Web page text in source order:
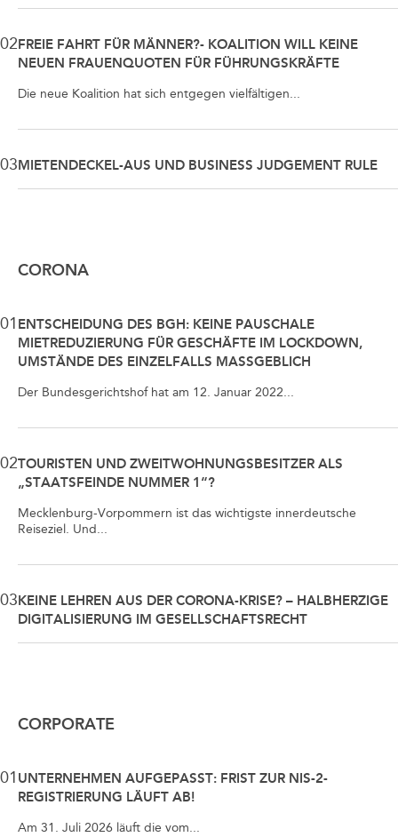
02 FREIE FAHRT FÜR MÄNNER?- KOALITION WILL KEINE
NEUEN FRAUENQUOTEN FÜR FÜHRUNGSKRÄFTE
Die neue Koalition hat sich entgegen vielfältigen...
03 MIETENDECKEL-AUS UND BUSINESS JUDGEMENT RULE
CORONA
01 ENTSCHEIDUNG DES BGH: KEINE PAUSCHALE
MIETREDUZIERUNG FÜR GESCHÄFTE IM LOCKDOWN,
UMSTÄNDE DES EINZELFALLS MASSGEBLICH
Der Bundesgerichtshof hat am 12. Januar 2022...
02TOURISTEN UND ZWEITWOHNUNGSBESITZER ALS
„STAATSFEINDE NUMMER 1“?
Mecklenburg-Vorpommern ist das wichtigste innerdeutsche
Reiseziel. Und...
03 KEINE LEHREN AUS DER CORONA-KRISE? – HALBHERZIGE
DIGITALISIERUNG IM GESELLSCHAFTSRECHT
CORPORATE
01 UNTERNEHMEN AUFGEPASST: FRIST ZUR NIS-2-
REGISTRIERUNG LÄUFT AB!
Am 31. Juli 2026 läuft die vom...